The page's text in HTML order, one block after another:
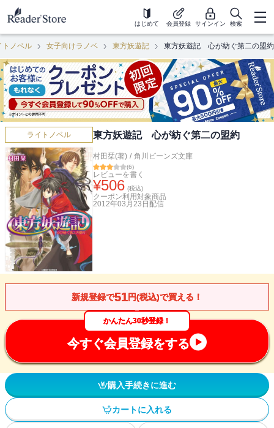
はじめて 会員登録 サインイン 検索
トノベル 女子向けラノベ 東方妖遊記 東方妖遊記 心が紡ぐ第二の盟約
ライトノベル 東方妖遊記 心が紡ぐ第二の盟約
村田栞(著) / 角川ビーンズ文庫
(6)
レビューを書く
¥506 (税込)
クーポン利用対象商品
2012年03月23日 配信
新規登録で51円(税込)で買える！
かんたん30秒登録！
今すぐ会員登録をする
購入手続きに進む
カートに入れる